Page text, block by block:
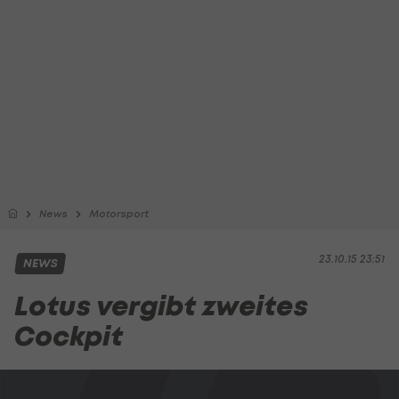
News Motorsport
23.10.15 23:51
NEWS
Lotus vergibt zweites
Cockpit